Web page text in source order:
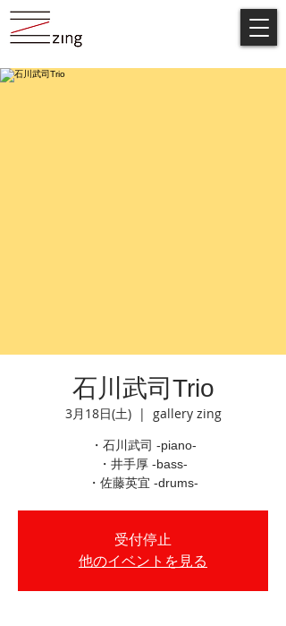
石川武司Trio
3月18日(土)
  |
gallery zing
・石川武司 -piano-
・井手厚 -bass-
・佐藤英宜 -drums-
受付停止
他のイベントを見る